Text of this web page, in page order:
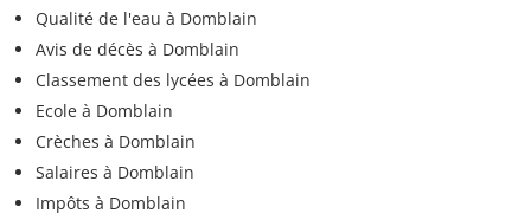
Qualité de l'eau à Domblain
Avis de décès à Domblain
Classement des lycées à Domblain
Ecole à Domblain
Crèches à Domblain
Salaires à Domblain
Impôts à Domblain